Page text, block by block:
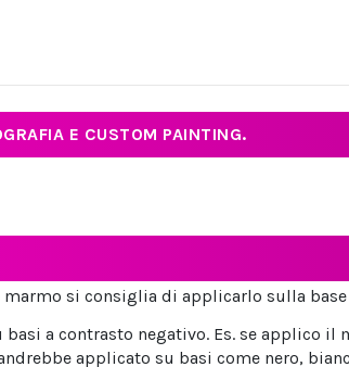
E CUSTOM PAINTING.
si consiglia di applicarlo sulla base
a contrasto negativo. Es. se applico il
applicato su basi come nero,